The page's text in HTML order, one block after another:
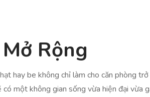
Rộng
hay be không chỉ làm cho căn phòng
một không gian sống vừa hiện đại vừa